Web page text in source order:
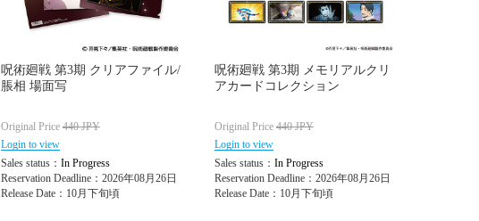
呪術廻戦 第3期 クリアファイル/
脹相 場面写
Original Price 440JPY
Login to view
Sales status： In Progress
Reservation Deadline：2026年08月26日
Release Date：10月下旬頃
呪術廻戦 第3期 メモリアルクリ
アカードコレクション
Original Price 440JPY
Login to view
Sales status： In Progress
Reservation Deadline：2026年08月26日
Release Date：10月下旬頃